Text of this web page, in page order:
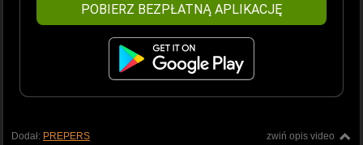
POBIERZ BEZPŁATNĄ APLIKACJĘ
zwiń opis video
Dodał: PREPERS